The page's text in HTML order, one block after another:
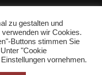
e.V.. Alle Rechte
vonBlossom
zu gestalten und
wir Cookies.
Buttons stimmen Sie
"Cookie
vornehmen.